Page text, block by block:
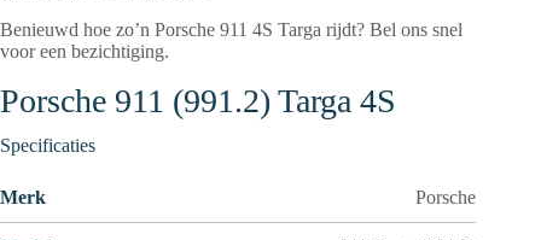
Benieuwd hoe zo’n Porsche 911 4S Targa rijdt? Bel ons snel
voor een bezichtiging.
Porsche 911 (991.2) Targa 4S
Specificaties
Merk Porsche